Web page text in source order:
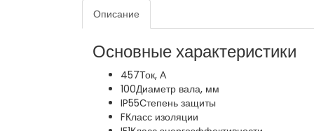
Описание
Основные характеристики
457Ток, А
100Диаметр вала, мм
IP55Степень защиты
FКласс изоляции